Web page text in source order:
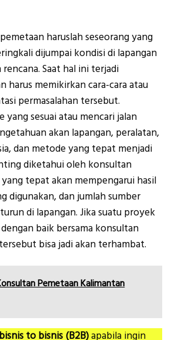
haruslah seseorang yang
dijumpai kondisi di lapangan
Saat hal ini terjadi
harus memikirkan cara-cara atau
permasalahan tersebut.
sesuai atau mencari jalan
akan lapangan, peralatan,
dan metode yang tepat menjadi
diketahui oleh konsultan
tepat akan mempengarui hasil
digunakan, dan jumlah sumber
di lapangan. Jika suatu proyek
baik bersama konsultan
bisa jadi akan terhambat.
Pemetaan Kalimantan
bisnis to bisnis (B2B)apabila ingin